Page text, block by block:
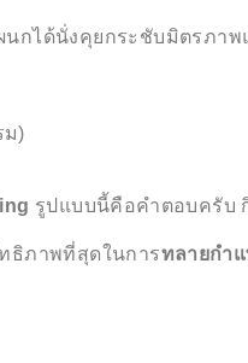
กได้นั่งคุยกระชับมิตรภาพ
ม)
รูปแบบนี้คือคำตอบครับ
ธิภาพที่สุดในการทลายกำ